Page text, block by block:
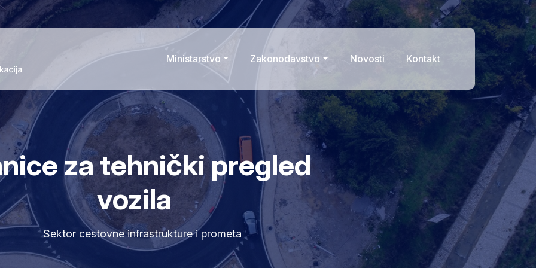
Ministarstvo Zakonodavstvo Novosti Kontakt
za tehnički pregled
vozila
Sektor cestovne infrastrukture i prometa